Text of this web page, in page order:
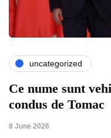
uncategorized
Ce nume sunt
condus de Tomac
8 June 2026